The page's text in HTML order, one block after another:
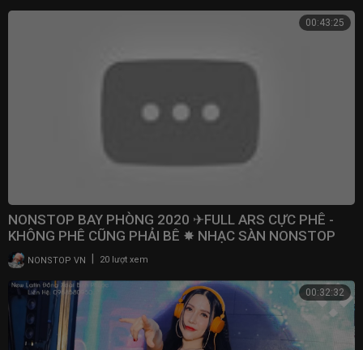
00:43:25
NONSTOP BAY PHÒNG 2020 ✈FULL ARS CỰC PHÊ -
KHÔNG PHÊ CŨNG PHẢI BÊ ✸ NHẠC SÀN NONSTOP
VINAHOUSE 2020
NONSTOP VN 20 lượt xem
00:32:32